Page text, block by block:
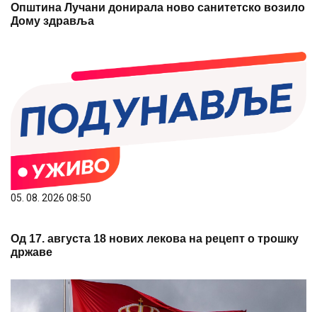
Општина Лучани донирала ново санитетско возило
Дому здравља
05. 08. 2026 08:50
Од 17. августа 18 нових лекова на рецепт о трошку
државе